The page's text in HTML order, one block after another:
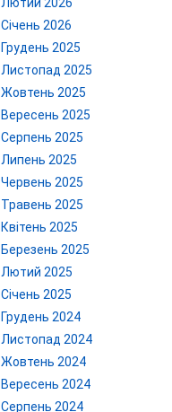
Січень 2026
Грудень 2025
Листопад 2025
Жовтень 2025
Вересень 2025
Серпень 2025
Липень 2025
Червень 2025
Травень 2025
Квітень 2025
Березень 2025
Лютий 2025
Січень 2025
Грудень 2024
Листопад 2024
Жовтень 2024
Вересень 2024
Серпень 2024